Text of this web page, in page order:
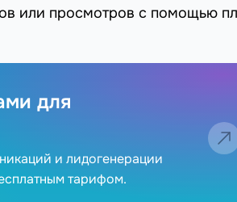
или просмотров с помощью
для
и лидогенерации
тарифом.